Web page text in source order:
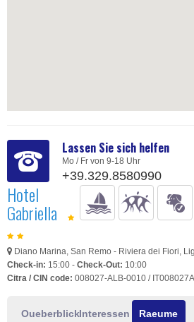
Lassen Sie sich helfen
Mo / Fr von 9-18 Uhr
+39.329.8580990
Hotel
Gabriella
Diano Marina, San Remo - Riviera dei Fiori,
Check-in: 15:00 - Check-Out: 10:00
Citra / CIN code: 008027-ALB-0010 /
OueberblickInteressen Raeume